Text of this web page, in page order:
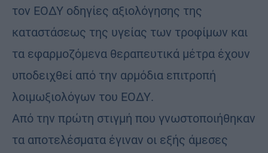
τον ΕΟΔΥ οδηγίες αξιολόγησης της
καταστάσεως της υγείας των τροφίμων και
τα εφαρμοζόμενα θεραπευτικά μέτρα έχουν
υποδειχθεί από την αρμόδια επιτροπή
λοιμωξιολόγων του ΕΟΔΥ.
Από την πρώτη στιγμή που γνωστοποιήθηκαν
τα αποτελέσματα έγιναν οι εξής άμεσες